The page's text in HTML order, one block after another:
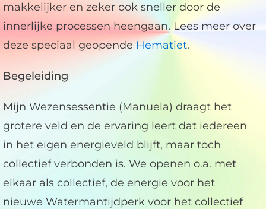
makkelijker en zeker ook sneller door de
innerlijke processen heengaan. Lees meer over
deze speciaal geopendeHematiet.
Begeleiding
Mijn Wezensessentie (Manuela) draagt het
grotere veld en de ervaring leert dat iedereen
in het eigen energieveld blijft, maar toch
collectief verbonden is. We openen o.a. met
elkaar als collectief, de energie voor het
nieuwe Watermantijdperk voor het collectief